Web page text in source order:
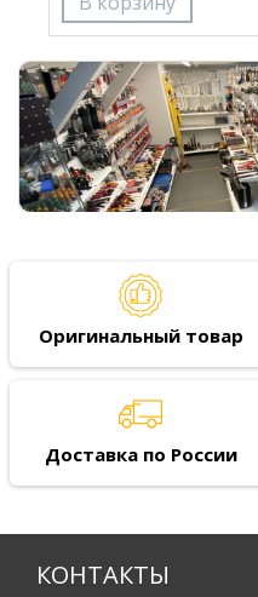
Оригинальный товар
Доставка по России
КОНТАКТЫ